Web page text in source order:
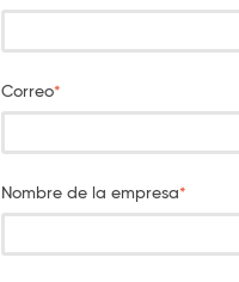
Correo*
Nombre de la empresa*